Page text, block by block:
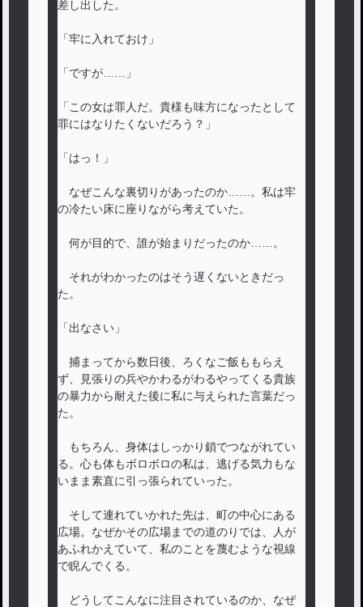
差し出した。
「牢に入れておけ」
「ですが……」
「この女は罪人だ。貴様も味方になったとして
罪にはなりたくないだろう？」
「はっ！」
なぜこんな裏切りがあったのか……。私は牢
の冷たい床に座りながら考えていた。
何が目的で、誰が始まりだったのか……。
それがわかったのはそう遅くないときだっ
た。
「出なさい」
捕まってから数日後、ろくなご飯ももらえ
ず、見張りの兵やかわるがわるやってくる貴族
の暴力から耐えた後に私に与えられた言葉だっ
た。
もちろん、身体はしっかり鎖でつながれてい
る。心も体もボロボロの私は、逃げる気力もな
いまま素直に引っ張られていった。
そして連れていかれた先は、町の中心にある
広場。なぜかその広場までの道のりでは、人が
あふれかえていて、私のことを蔑むような視線
で睨んでくる。
どうしてこんなに注目されているのか、なぜ